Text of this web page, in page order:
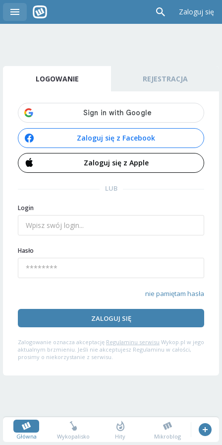
Zaloguj się
LOGOWANIE REJESTRACJA
Zaloguj się z Facebook
Zaloguj się z Apple
LUB
Login
Hasło
nie pamiętam hasła
ZALOGUJ SIĘ
Zalogowanie oznacza akceptację Regulaminu serwisu Wykop.pl w jego
aktualnym brzmieniu. Jeśli nie akceptujesz Regulaminu w całości,
prosimy o niekorzystanie z serwisu.
Główna Wykopalisko Hity Mikroblog